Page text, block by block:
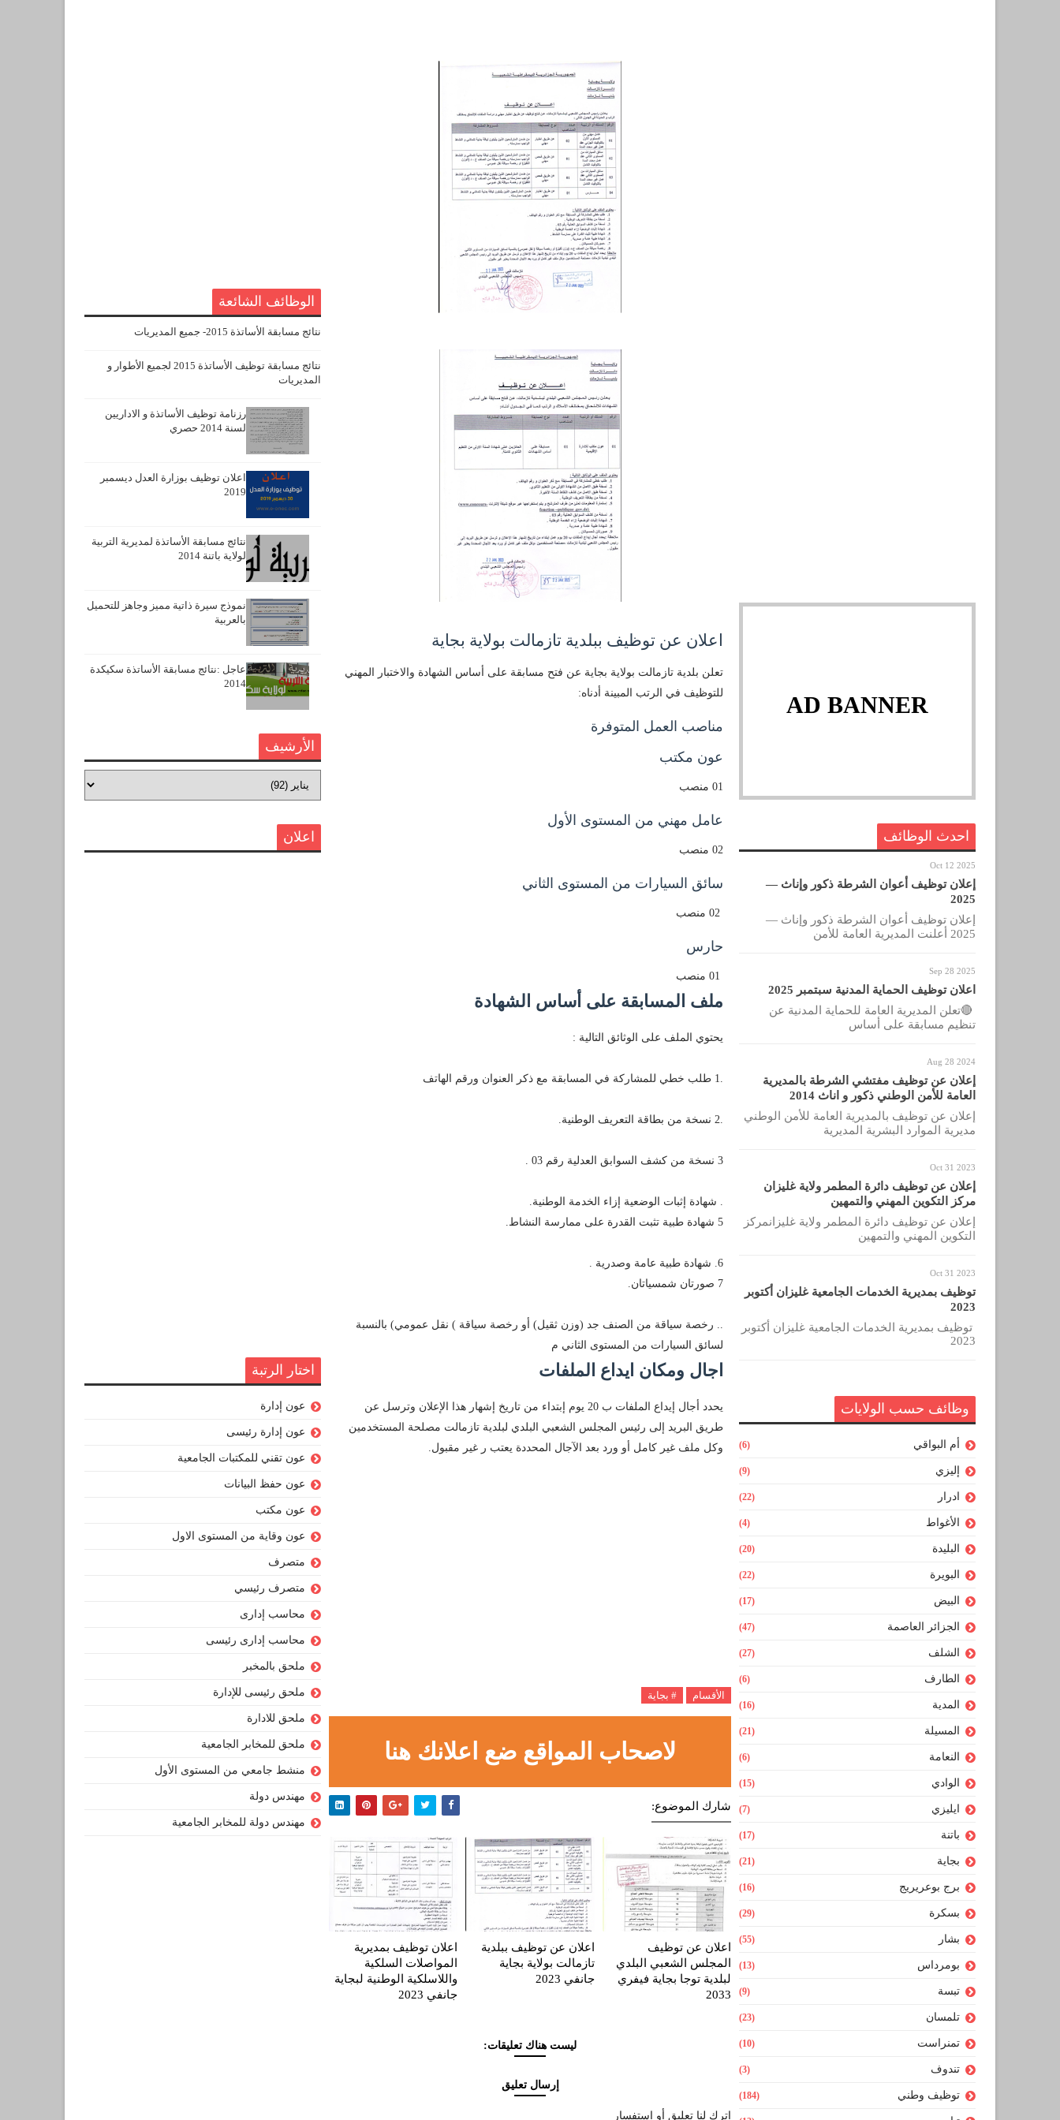
AD BANNER
احدث الوظائف
Oct 12 2025
إعلان توظيف أعوان الشرطة ذكور وإناث —
2025
إعلان توظيف أعوان الشرطة ذكور وإناث —
2025 أعلنت المديرية العامة للأمن
Sep 28 2025
اعلان توظيف الحماية المدنية سبتمبر 2025
🔴تعلن المديرية العامة للحماية المدنية عن
تنظيم مسابقة على أساس
Aug 28 2024
إعلان عن توظيف مفتشي الشرطة بالمديرية
العامة للأمن الوطني ذكور و اناث 2014
إعلان عن توظيف بالمديرية العامة للأمن الوطني
مديرية الموارد البشرية المديرية
Oct 31 2023
إعلان عن توظيف دائرة المطمر ولاية غليزان
مركز التكوين المهني والتمهين
إعلان عن توظيف دائرة المطمر ولاية غليزانمركز
التكوين المهني والتمهين
Oct 31 2023
توظيف بمديرية الخدمات الجامعية غليزان أكتوبر
2023
توظيف بمديرية الخدمات الجامعية غليزان أكتوبر
2023
وظائف حسب الولايات
أم البواقي (6)
إليزي (9)
ادرار (22)
الأغواط (4)
البليدة (20)
البويرة (22)
البيض (17)
الجزائر العاصمة (47)
الشلف (27)
الطارف (6)
المدية (16)
المسيلة (21)
النعامة (6)
الوادي (15)
ايليزي (7)
باتنة (17)
بجاية (21)
برج بوعريريج (16)
بسكرة (29)
بشار (55)
بومرداس (13)
تبسة (9)
تلمسان (23)
تمنراست (10)
تندوف (3)
توظيف وطني (184)
اعلان عن توظيف ببلدية تازمالت بولاية بجاية
تعلن بلدية تازمالت بولاية بجاية عن فتح مسابقة على أساس الشهادة والاختبار المهني
للتوظيف في الرتب المبينة أدناه:
مناصب العمل المتوفرة
عون مكتب
01 منصب
عامل مهني من المستوى الأول
02 منصب
سائق السيارات من المستوى الثاني
حارس
ملف المسابقة على أساس الشهادة
يحتوي الملف على الوثائق التالية :
3 نسخة من كشف السوابق العدلية رقم 03 .
. شهادة إثبات الوضعية إزاء الخدمة الوطنية.
5 شهادة طبية تثبت القدرة على ممارسة النشاط.
6. شهادة طبية عامة وصدرية .
7 صورتان شمسياتان.
.. رخصة سياقة من الصنف جد (وزن ثقيل) أو رخصة سياقة ) نقل عمومي) بالنسبة
لسائق السيارات من المستوى الثاني م
اجال ومكان ايداع الملفات
يحدد أجال إيداع الملفات ب 20 يوم إبتداء من تاريخ إشهار هذا الإعلان وترسل عن
طريق البريد إلى رئيس المجلس الشعبي البلدي لبلدية تازمالت مصلحة المستخدمين
وكل ملف غير كامل أو ورد بعد الآجال المحددة يعتب ر غير مقبول.
الأقسام # بجاية
لاصحاب المواقع ضع اعلانك هنا
شارك الموضوع:
اعلان عن توظيف
المجلس الشعبي البلدي
لبلدية توجا بجاية فيفري
2033
اعلان عن توظيف ببلدية
تازمالت بولاية بجاية
جانفي 2023
اعلان توظيف بمديرية
المواصلات السلكية
واللاسلكية الوطنية لبجاية
جانفي 2023
ليست هناك تعليقات:
إرسال تعليق
اترك لنا تعليق أو استفسار
الوظائف الشائعة
نتائج مسابقة الأساتذة 2015- جميع المديريات
نتائج مسابقة توظيف الأساتذة 2015 لجميع الأطوار و
المديريات
رزنامة توظيف الأساتذة و الاداريين
لسنة 2014 حصري
اعلان توظيف بوزارة العدل ديسمبر
2019
نتائج مسابقة الأساتذة لمديرية التربية
لولاية باتنة 2014
نموذج سيرة ذاتية مميز وجاهز للتحميل
بالعربية
عاجل :نتائج مسابقة الأساتذة سكيكدة
2014
الأرشيف
اعلان
اختار الرتبة
عون إدارة
عون إدارة رئيسى
عون تقني للمكتبات الجامعية
عون حفظ البيانات
عون مكتب
عون وقاية من المستوى الاول
متصرف
متصرف رئيسي
محاسب إدارى
محاسب إدارى رئيسى
ملحق بالمخبر
ملحق رئيسى للإدارة
ملحق للادارة
ملحق للمخابر الجامعية
منشط جامعي من المستوى الأول
مهندس دولة
مهندس دولة للمخابر الجامعية